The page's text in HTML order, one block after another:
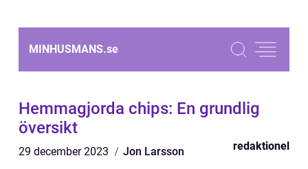
MINHUSMANS.se
Hemmagjorda chips: En grundlig
översikt
29 december 2023 Jon Larsson redaktionel